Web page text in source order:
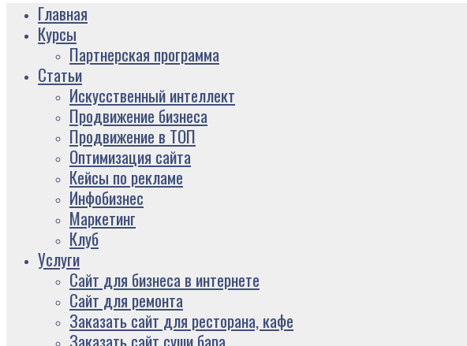
Главная
Курсы
Партнерская программа
Статьи
Искусственный интеллект
Продвижение бизнеса
Продвижение в ТОП
Оптимизация сайта
Кейсы по рекламе
Инфобизнес
Маркетинг
Клуб
Услуги
Сайт для бизнеса в интернете
Сайт для ремонта
Заказать сайт для ресторана, кафе
Заказать сайт суши бара